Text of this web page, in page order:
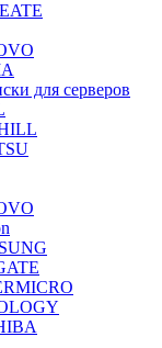
для серверов